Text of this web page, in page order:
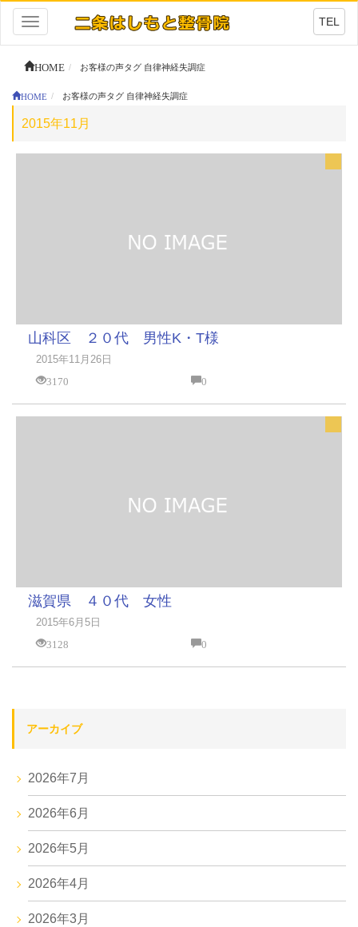
Toggle
navigation
TEL
HOME お客様の声タグ 自律神経失調症
HOME お客様の声タグ 自律神経失調症
2015年11月
山科区 ２０代 男性K・T様
2015年11月26日
3170
0
滋賀県 ４０代 女性
2015年6月5日
3128
0
アーカイブ
2026年7月
2026年6月
2026年5月
2026年4月
2026年3月